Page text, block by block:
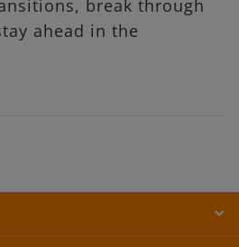
break through
ahead in the